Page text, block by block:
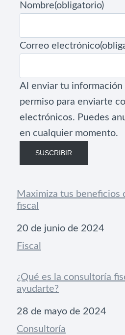
Nombre(obligatorio)
Correo electrónico
Al enviar tu información
permiso para enviarte
electrónicos. Puedes
en cualquier momento.
SUSCRIBIR
Maximiza tus beneficios
fiscal
Fecha
20 de junio de 2024
Respecto a
Fiscal
¿Qué es la consultoría
ayudarte?
Fecha
28 de mayo de 2024
Respecto a
Consultoría